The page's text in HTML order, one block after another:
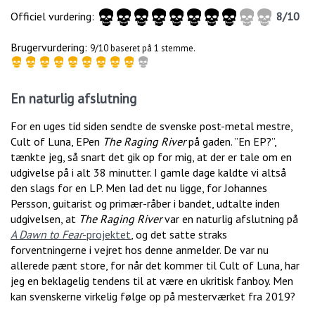
Officiel vurdering:
8/10
Brugervurdering: 9/10 baseret på 1 stemme.
En naturlig afslutning
For en uges tid siden sendte de svenske post-metal mestre,
Cult of Luna, EPen The Raging Riverpå gaden. ”En EP?”,
tænkte jeg, så snart det gik op for mig, at der er tale om en
udgivelse på i alt 38 minutter. I gamle dage kaldte vi altså
den slags for en LP. Men lad det nu ligge, for Johannes
Persson, guitarist og primær-råber i bandet, udtalte inden
udgivelsen, at The Raging Rivervar en naturlig afslutning på
A Dawn to Fear-projektet, og det satte straks
forventningerne i vejret hos denne anmelder. De var nu
allerede pænt store, for når det kommer til Cult of Luna, har
jeg en beklagelig tendens til at være en ukritisk fanboy. Men
kan svenskerne virkelig følge op på mesterværket fra 2019?